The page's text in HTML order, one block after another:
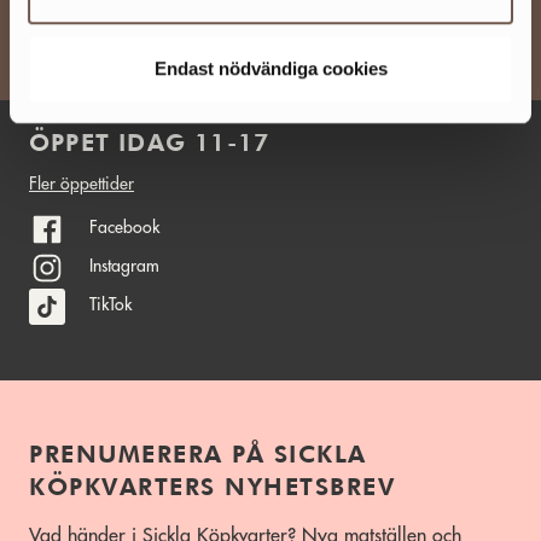
Endast nödvändiga cookies
ÖPPET IDAG 11-17
Fler öppettider
Facebook
Instagram
TikTok
PRENUMERERA PÅ SICKLA
KÖPKVARTERS NYHETSBREV
Vad händer i Sickla Köpkvarter? Nya matställen och